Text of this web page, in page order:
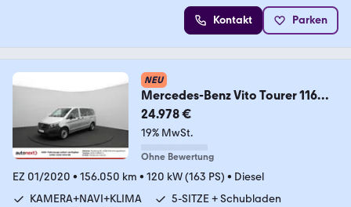
Kontakt Parken
NEU
Mercedes-Benz Vito Tourer 116
Aut. 4x4
*KAMERA+NAVI+2xKLIMA*
24.978 €
19% MwSt.
Ohne Bewertung
EZ 01/2020 • 156.050 km • 120 kW (163 PS) • Diesel
KAMERA+NAVI+KLIMA
5-SITZE + Schubladen